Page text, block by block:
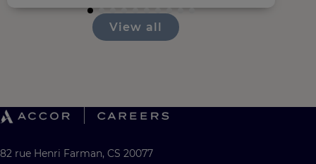
View all
82 rue Henri Farman, CS 20077